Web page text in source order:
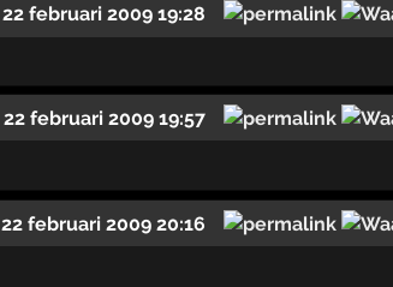
22 februari 2009 19:28
22 februari 2009 19:57
22 februari 2009 20:16